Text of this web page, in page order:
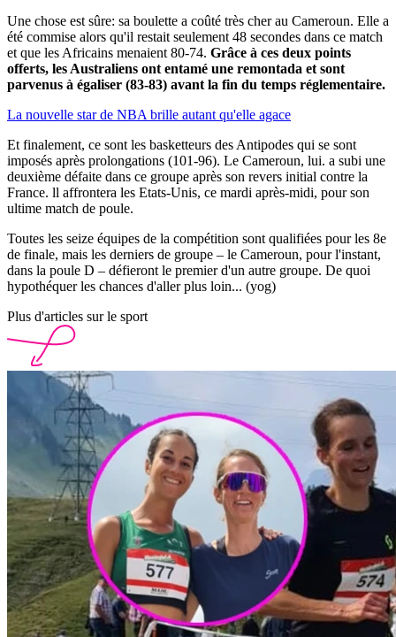
Une chose est sûre: sa boulette a coûté très cher au Cameroun. Elle a
été commise alors qu'il restait seulement 48 secondes dans ce match
et que les Africains menaient 80-74. Grâce à ces deux points
offerts, les Australiens ont entamé une remontada et sont
parvenus à égaliser (83-83) avant la fin du temps réglementaire.
La nouvelle star de NBA brille autant qu'elle agace
Et finalement, ce sont les basketteurs des Antipodes qui se sont
imposés après prolongations (101-96). Le Cameroun, lui. a subi une
deuxième défaite dans ce groupe après son revers initial contre la
France. ll affrontera les Etats-Unis, ce mardi après-midi, pour son
ultime match de poule.
Toutes les seize équipes de la compétition sont qualifiées pour les 8e
de finale, mais les derniers de groupe – le Cameroun, pour l'instant,
dans la poule D – défieront le premier d'un autre groupe. De quoi
hypothéquer les chances d'aller plus loin... (yog)
Plus d'articles sur le sport